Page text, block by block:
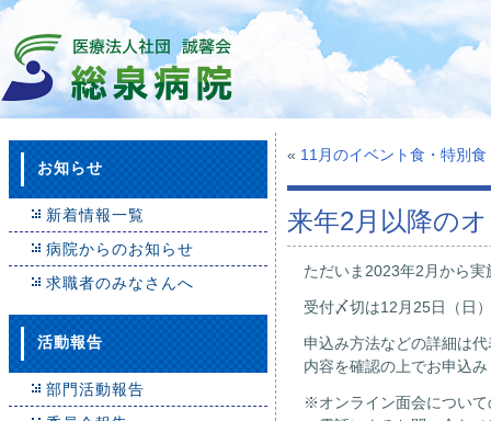
お知らせ
新着情報一覧
病院からのお知らせ
求職者のみなさんへ
活動報告
部門活動報告
« 11月のイベント食・特別
来年2月以降の
ただいま2023年2月から
受付〆切は12月25日（日
申込み方法などの詳細は
内容を確認の上でお申込
※オンライン面会につい